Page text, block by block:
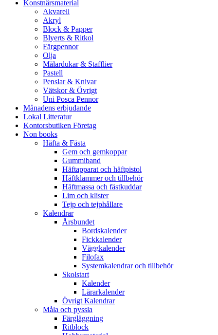
Konstnärsmaterial
Akvarell
Akryl
Block & Papper
Blyerts & Ritkol
Färgpennor
Olja
Målardukar & Stafflier
Pastell
Penslar & Knivar
Vätskor & Övrigt
Uni Posca Pennor
Månadens erbjudande
Lokal Litteratur
Kontorsbutiken Företag
Non books
Häfta & Fästa
Gem och gemkoppar
Gummiband
Häftapparat och häftpistol
Häftklammer och tillbehör
Häftmassa och fästkuddar
Lim och klister
Tejp och tejphållare
Kalendrar
Årsbundet
Bordskalender
Fickkalender
Väggkalender
Filofax
Systemkalendrar och tillbehör
Skolstart
Kalender
Lärarkalender
Övrigt Kalendrar
Måla och pyssla
Färgläggning
Ritblock